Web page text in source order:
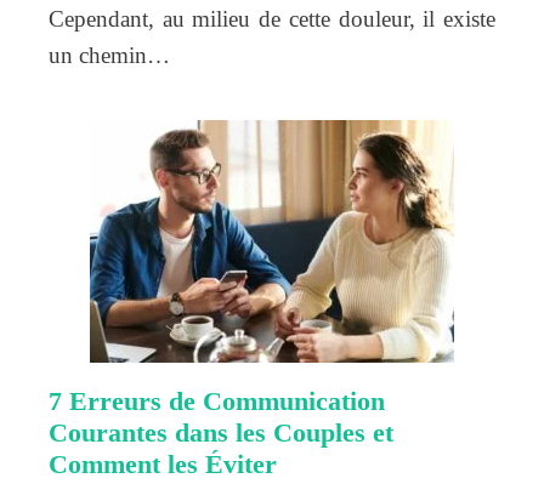
Cependant, au milieu de cette douleur, il existe
un chemin…
7 Erreurs de Communication
Courantes dans les Couples et
Comment les Éviter